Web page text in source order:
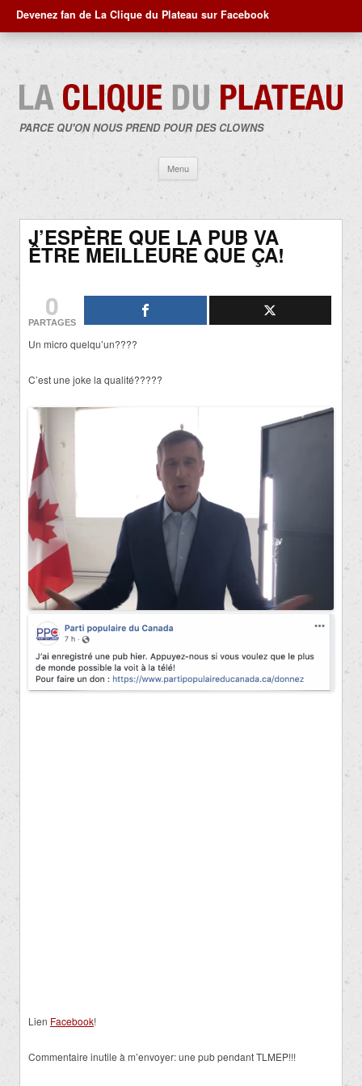
Devenez fan de La Clique du Plateau sur Facebook
PARCE QU'ON NOUS PREND POUR DES CLOWNS
Menu
contenu
J’ESPÈRE QUE LA PUB VA
ÊTRE MEILLEURE QUE ÇA!
0
PARTAGES
Un micro quelqu’un????
C’est une joke la qualité?????
Lien Facebook!
Commentaire inutile à m’envoyer: une pub pendant TLMEP!!!